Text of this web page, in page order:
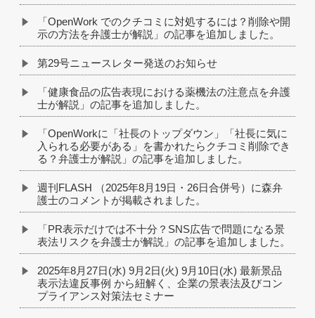
「OpenWork でのクチコミに対処するには？削除や開
示の方法を弁護士が解説」の記事を追加しました。
第29号ニュースレター発送のお知らせ
「健康食品の広告表現における薬機法の注意点を弁護
士が解説」の記事を追加しました。
「OpenWorkに「社長のトップダウン」「社長に気に
入られる必要がある」を書かれたらクチコミ削除でき
る？弁護士が解説」の記事を追加しました。
週刊FLASH （2025年8月19日・26日合併号）に森弁
護士のコメントが掲載されました。
「PR表示だけでは不十分？SNS広告で問題になる景
表法リスクを弁護士が解説」の記事を追加しました。
2025年8月27日(水) 9月2日(火) 9月10日(水) 最新景品
表示法違反事例 から紐解く、企業の景表法及びコン
プライアンス対策法セミナー